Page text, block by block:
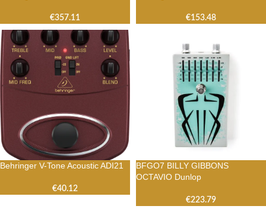
€357.11 €153.48
Behringer V-Tone Acoustic ADI21
€40.12
BFGO7 BILLY GIBBONS
OCTAVIO Dunlop
€223.79